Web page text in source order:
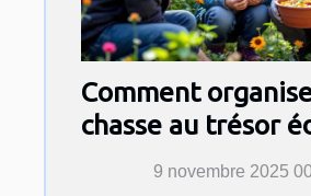
Comment
chasse au trésor
pour enfants ?
9 novembre 2025